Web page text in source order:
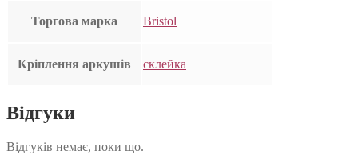
Торгова марка Bristol
Кріплення аркушів склейка
Відгуки
Відгуків немає, поки що.